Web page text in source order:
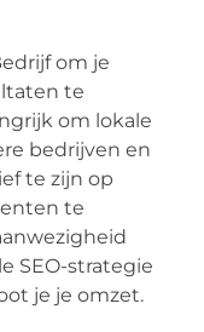
om je
te
om lokale
bedrijven en
te zijn op
te
SEO-strategie
je je omzet.